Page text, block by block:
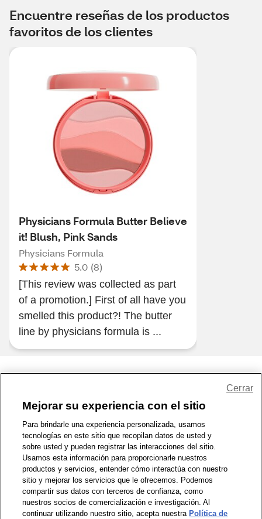
Encuentre reseñas de los productos
favoritos de los clientes
Physicians Formula Butter Believe
it! Blush, Pink Sands
Physicians Formula
5.0 (8)
[This review was collected as part
of a promotion.] First of all have you
smelled this product?! The butter
line by physicians formula is ...
1-800-679-9691 | Contáctenos | Términos de Uso | Accesibilidad
Política de Privacidad | WA Privacy Policy | Mapa del sitio
Zona de Bienestar | © 1999 - 2026 CVS.com
Mejorar su experiencia con el sitio
Para brindarle una experiencia personalizada, usamos
tecnologías en este sitio que recopilan datos de usted y
sobre usted y pueden registrar las interacciones del sitio.
Usamos esta información para proporcionarle nuestros
productos y servicios, entender cómo interactúa con nuestro
sitio y mejorar los servicios que le ofrecemos. Podemos
compartir sus datos con terceros de confianza, como
nuestros socios de comercialización e investigación. Al
continuar utilizando nuestro sitio, acepta nuestra Política de
Cerrar